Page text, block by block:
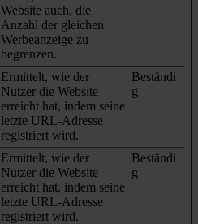
Website auch, die
Anzahl der gleichen
Werbeanzeige zu
begrenzen.
Ermittelt, wie der
Nutzer die Website
erreicht hat, indem seine
letzte URL-Adresse
registriert wird.
Beständi
g
Ermittelt, wie der
Nutzer die Website
erreicht hat, indem seine
letzte URL-Adresse
registriert wird.
Beständi
g